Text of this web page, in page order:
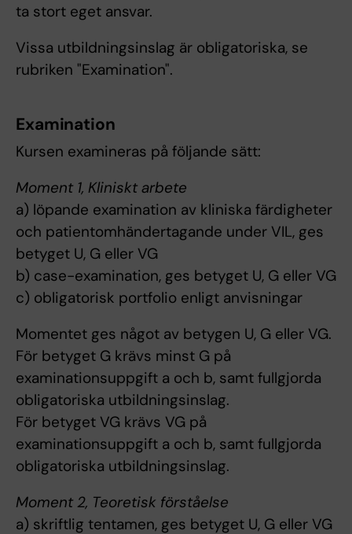
ta stort eget ansvar.
Vissa utbildningsinslag är obligatoriska, se
rubriken "Examination".
Examination
Kursen examineras på följande sätt:
Moment 1, Kliniskt arbete
a) löpande examination av kliniska färdigheter
och patientomhändertagande under VIL, ges
betyget U, G eller VG
b) case-examination, ges betyget U, G eller VG
c) obligatorisk portfolio enligt anvisningar
Momentet ges något av betygen U, G eller VG.
För betyget G krävs minst G på
examinationsuppgift a och b, samt fullgjorda
obligatoriska utbildningsinslag.
För betyget VG krävs VG på
examinationsuppgift a och b, samt fullgjorda
obligatoriska utbildningsinslag.
Moment 2, Teoretisk förståelse
a) skriftlig tentamen, ges betyget U, G eller VG